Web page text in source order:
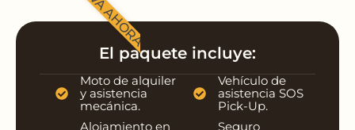
El paquete incluye:
Moto de alquiler
y asistencia
mecánica.
Alojamiento en
Vehículo de
asistencia SOS
Pick-Up.
Seguro